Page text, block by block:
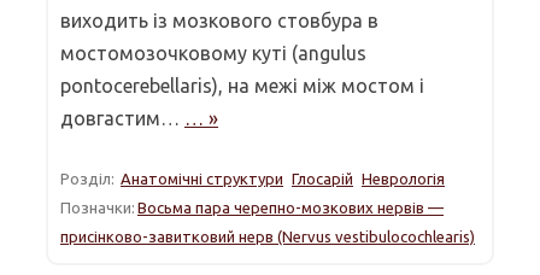
виходить із мозкового стовбура в
мостомозочковому куті (angulus
pontocerebellaris), на межі між мостом і
довгастим… … »
Розділ: Анатомічні структури Глосарій Неврологія
Позначки: Восьма пара черепно-мозкових нервів —
присінково-завитковий нерв (Nervus vestibulocochlearis)